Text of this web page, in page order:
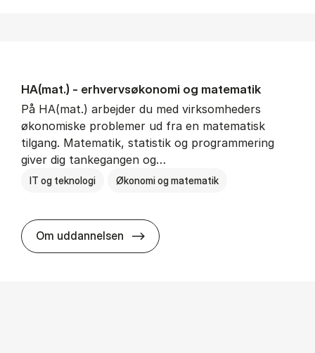
HA(mat.) - erhvervs­økonomi og ma­te­ma­tik
På HA(mat.) arbejder du med virksomheders
økonomiske problemer ud fra en matematisk
tilgang. Matematik, statistik og programmering
giver dig tankegangen og…
IT og teknologi Økonomi og matematik
Om uddannelsen HA(mat.) - erhvervs­økonomi og